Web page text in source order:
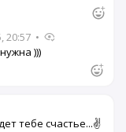
20:57 •
)))
тебе счастье...✌️